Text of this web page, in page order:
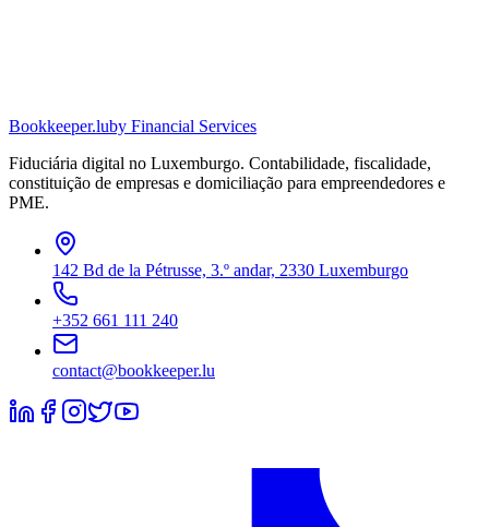
Bookkeeper.luby Financial Services
Fiduciária digital no Luxemburgo. Contabilidade, fiscalidade,
constituição de empresas e domiciliação para empreendedores e
PME.
142 Bd de la Pétrusse, 3.º andar, 2330 Luxemburgo
+352 661 111 240
contact@bookkeeper.lu